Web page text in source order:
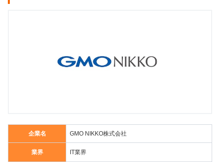
企業名 GMO NIKKO株式会社
業界 IT業界